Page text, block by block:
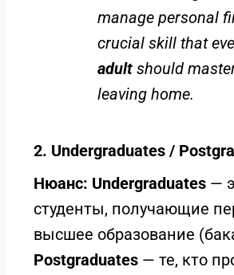
manage personal
crucial skill that
adult should
leaving home.
2. Undergraduates /
Нюанс: Undergraduates —
студенты, получающие
высшее образование
Postgraduates — те, кто